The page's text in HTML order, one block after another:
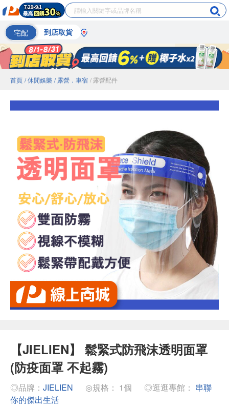
宅配 到店取貨
首頁 / 休閒娛樂 / 露營．車宿 / 露營配件
【JIELIEN】 鬆緊式防飛沫透明面罩
(防疫面罩 不起霧)
◎品牌： JIELIEN ◎規格： 1個 ◎逛逛專館： 串聯
你的傑出生活